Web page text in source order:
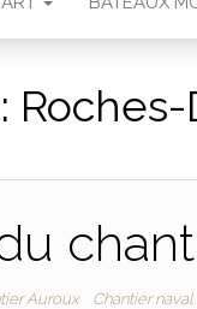
Auroux Chantier naval